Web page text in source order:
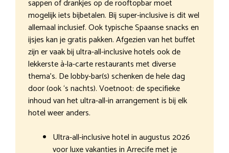
sappen of drankjes op de rooftopbar moet
mogelijk iets bijbetalen. Bij super-inclusive is dit wel
allemaal inclusief. Ook typische Spaanse snacks en
ijsjes kan je gratis pakken. Afgezien van het buffet
zijn er vaak bij ultra-all-inclusive hotels ook de
lekkerste à-la-carte restaurants met diverse
thema’s. De lobby-bar(s) schenken de hele dag
door (ook ‘s nachts). Voetnoot: de specifieke
inhoud van het ultra-all-in arrangement is bij elk
hotel weer anders.
Ultra-all-inclusive hotel in augustus 2026
voor luxe vakanties in Arrecife met je